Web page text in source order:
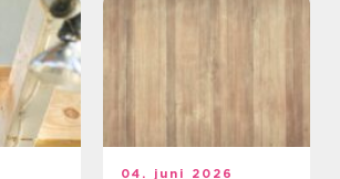
04. juni 2026